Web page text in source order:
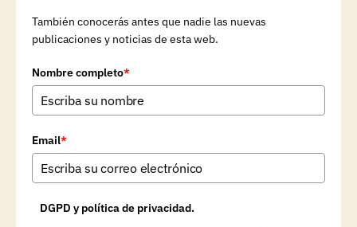
También conocerás antes que nadie las nuevas
publicaciones y noticias de esta web.
Nombre completo*
Email*
DGPD y política de privacidad.